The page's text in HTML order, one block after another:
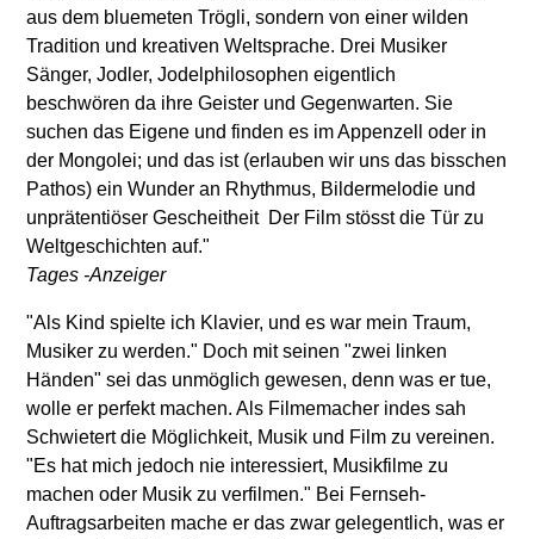
aus dem bluemeten Trögli, sondern von einer wilden
Tradition und kreativen Weltsprache. Drei Musiker 
Sänger, Jodler, Jodelphilosophen eigentlich 
beschwören da ihre Geister und Gegenwarten. Sie
suchen das Eigene und finden es im Appenzell oder in
der Mongolei; und das ist (erlauben wir uns das bisschen
Pathos) ein Wunder an Rhythmus, Bildermelodie und
unprätentiöser Gescheitheit  Der Film stösst die Tür zu
Weltgeschichten auf."
Tages -Anzeiger
"Als Kind spielte ich Klavier, und es war mein Traum,
Musiker zu werden." Doch mit seinen "zwei linken
Händen" sei das unmöglich gewesen, denn was er tue,
wolle er perfekt machen. Als Filmemacher indes sah
Schwietert die Möglichkeit, Musik und Film zu vereinen.
"Es hat mich jedoch nie interessiert, Musikfilme zu
machen oder Musik zu verfilmen." Bei Fernseh-
Auftragsarbeiten mache er das zwar gelegentlich, was er